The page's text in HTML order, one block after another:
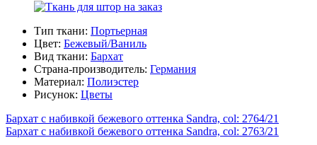
Тип ткани: Портьерная
Цвет: Бежевый/Ваниль
Вид ткани: Бархат
Страна-производитель: Германия
Материал: Полиэстер
Рисунок: Цветы
Бархат с набивкой бежевого оттенка Sandra, col: 2764/21
Бархат с набивкой бежевого оттенка Sandra, col: 2763/21